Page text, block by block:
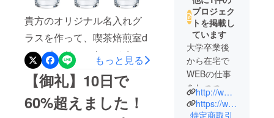
貴方のオリジナル名入れグ
ラスを作って、喫茶焙煎室d
のスポンサーになってくれ
ませんか？アイスコーヒー
やカクテル用のグラス
に、"スポンサーとして貴方
もっと見る
【御礼】10日で
60%超えました！
プロジェク
トを掲載し
ています
大学卒業後
から在宅で
WEBの仕事
をしつつ、
フリーラン
サーとして
http://www.dongree.work
https://www.facebook.com/dongreee
特定商取引